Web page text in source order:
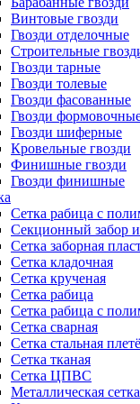
Винтовые гвозди
Гвозди отделочные
Строительные
Гвозди тарные
Гвозди толевые
Гвозди фасованные
Гвозди
Гвозди шиферные
Кровельные гвозди
Финишные гвозди
Гвозди финишные
Сетка рабица с
Секционный забор
Сетка заборная
Сетка кладочная
Сетка крученая
Сетка рабица
Сетка рабица с
Сетка сварная
Сетка стальная
Сетка тканая
Сетка ЦПВС
Металлическая сетка